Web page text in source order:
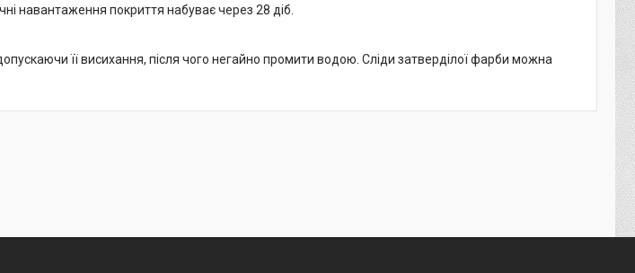
навантаження покриття набуває через 28 діб.
її висихання, після чого негайно промити водою. Сліди затверділої фарби можна